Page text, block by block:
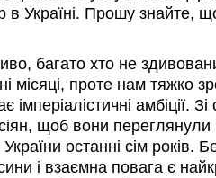
в Україні. Прошу знайте,
багато хто не
місяці, проте нам тяжко
імперіалістичні амбіції.
щоб вони переглянули
останні сім років.
і взаємна повага є